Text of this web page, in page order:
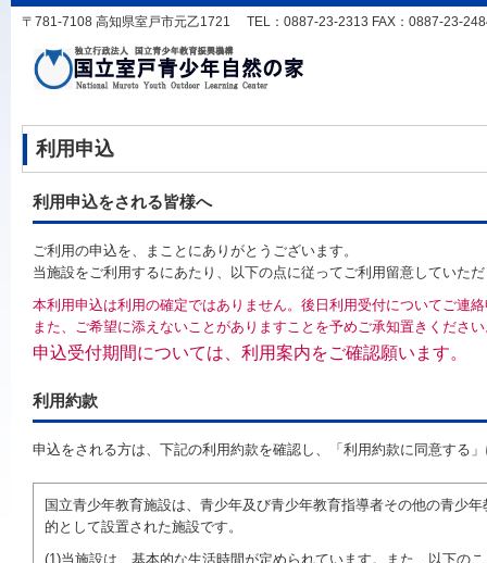
〒781-7108 高知県室戸市元乙1721 TEL：0887-23-2313 FAX：0887-23-
利用申込
利用申込をされる皆様へ
ご利用の申込を、まことにありがとうございます。
当施設をご利用するにあたり、以下の点に従ってご利用留意していた
本利用申込は利用の確定ではありません。後日利用受付についてご連
また、ご希望に添えないことがありますことを予めご承知置きくださ
申込受付期間については、利用案内をご確認願います。
利用約款
申込をされる方は、下記の利用約款を確認し、「利用約款に同意する
国立青少年教育施設は、青少年及び青少年教育指導者その他の青少
的として設置された施設です。
(1)当施設は、基本的な生活時間が定められています。また、以下の